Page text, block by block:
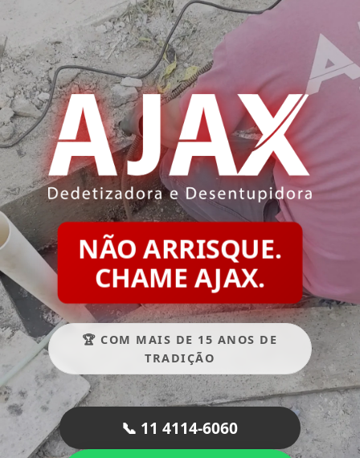
NÃO ARRISQUE.
CHAME AJAX.
🏆 COM MAIS DE 15 ANOS DE
TRADIÇÃO
📞 11 4114-6060